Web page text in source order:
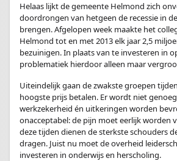
Helaas lijkt de gemeente Helmond zich
doordrongen van hetgeen de recessie in
brengen. Afgelopen week maakte het
Helmond tot en met 2013 elk jaar 2,5
bezuinigen. In plaats van te investeren in
problematiek hierdoor alleen maar
Uiteindelijk gaan de zwakste groepen
hoogste prijs betalen. Er wordt niet
werkzekerheid én uitkeringen worden
onacceptabel: de pijn moet eerlijk worden
deze tijden dienen de sterkste schouders
dragen. Juist nu moet de overheid
investeren in onderwijs en herscholing.